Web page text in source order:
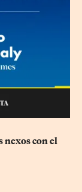
nexos con el